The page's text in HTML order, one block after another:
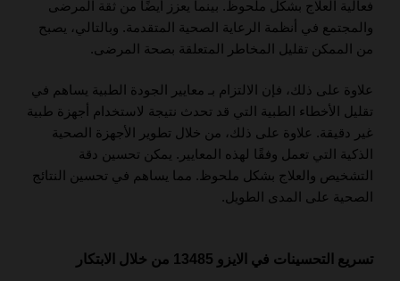
فعالية العلاج بشكل ملحوظ. بينما يعزز أيضًا من ثقة المرضى
والمجتمع في أنظمة الرعاية الصحية المتقدمة. وبالتالي، يصبح
من الممكن تقليل المخاطر المتعلقة بصحة المرضى.
علاوة على ذلك، فإن الالتزام بـ معايير الجودة الطبية يساهم في
تقليل الأخطاء الطبية التي قد تحدث نتيجة لاستخدام أجهزة طبية
غير دقيقة. علاوة على ذلك، من خلال تطوير الأجهزة الصحية
الذكية التي تعمل وفقًا لهذه المعايير. يمكن تحسين دقة
التشخيص والعلاج بشكل ملحوظ. مما يساهم في تحسين النتائج
الصحية على المدى الطويل.
تسريع التحسينات في الايزو 13485 من خلال الابتكار